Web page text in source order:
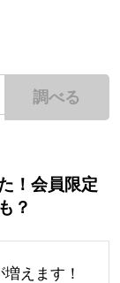
調べる
！会員限定
？
えます！